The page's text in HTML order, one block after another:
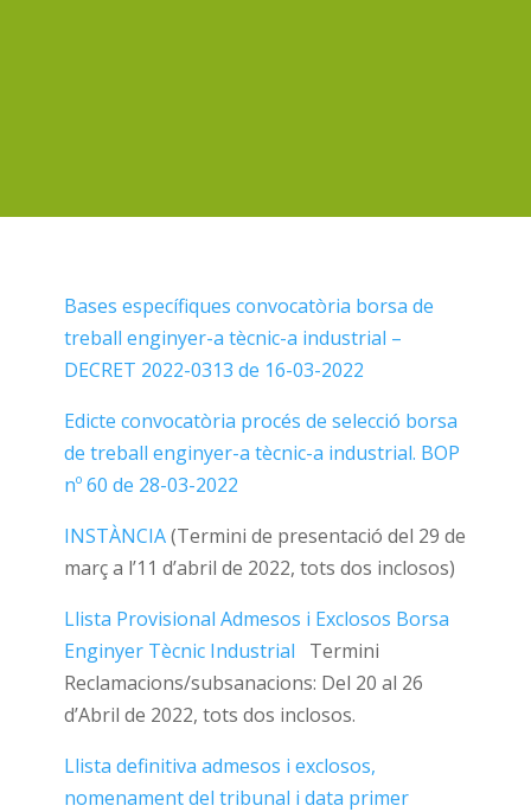
Bases específiques convocatòria borsa de
treball enginyer-a tècnic-a industrial –
DECRET 2022-0313 de 16-03-2022
Edicte convocatòria procés de selecció borsa
de treball enginyer-a tècnic-a industrial. BOP
nº 60 de 28-03-2022
INSTÀNCIA(Termini de presentació del 29 de
març a l’11 d’abril de 2022, tots dos inclosos)
Llista Provisional Admesos i Exclosos Borsa
Enginyer Tècnic Industrial Termini
Reclamacions/subsanacions: Del 20 al 26
d’Abril de 2022, tots dos inclosos.
Llista definitiva admesos i exclosos,
nomenament del tribunal i data primer